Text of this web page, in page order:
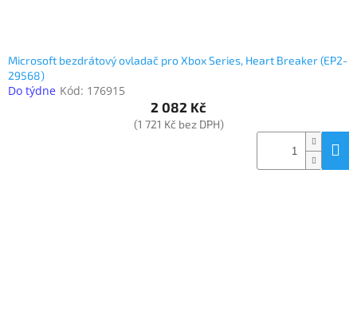
Microsoft bezdrátový ovladač pro Xbox Series, Heart Breaker (EP2-
29568)
Do týdne Kód: 176915
2 082 Kč
(1 721 Kč bez DPH)